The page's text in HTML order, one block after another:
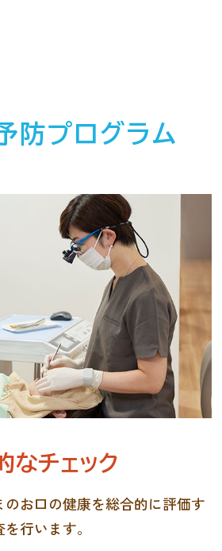
防プログラム
なチェック
お口の健康を総合的に評価す
行います。